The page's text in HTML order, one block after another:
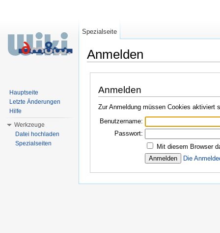
Anmelden
Anmelden
Zur Anmeldung müssen Cookies aktiviert
Benutzername:
Passwort:
Mit diesem Browser
Die
Spezialseite
Hauptseite
Letzte Änderungen
Hilfe
Werkzeuge
Datei hochladen
Spezialseiten